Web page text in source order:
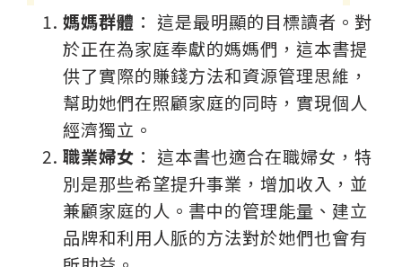
媽媽群體 ： 這是最明顯的目標讀者。對
於正在為家庭奉獻的媽媽們，這本書提
供了實際的賺錢方法和資源管理思維，
幫助她們在照顧家庭的同時，實現個人
經濟獨立。
職業婦女 ： 這本書也適合在職婦女，特
別是那些希望提升事業，增加收入，並
兼顧家庭的人。書中的管理能量、建立
品牌和利用人脈的方法對於她們也會有